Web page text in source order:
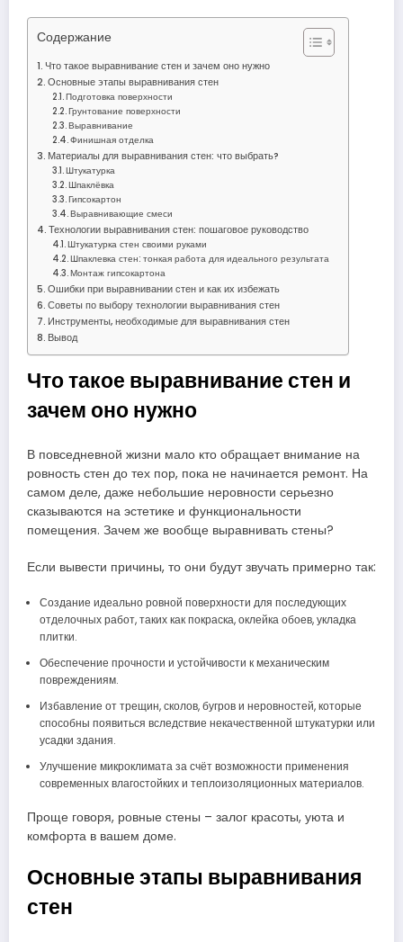
Содержание
Что такое выравнивание стен и зачем оно нужно
Основные этапы выравнивания стен
Подготовка поверхности
Грунтование поверхности
Выравнивание
Финишная отделка
Материалы для выравнивания стен: что выбрать?
Штукатурка
Шпаклёвка
Гипсокартон
Выравнивающие смеси
Технологии выравнивания стен: пошаговое руководство
Штукатурка стен своими руками
Шпаклевка стен: тонкая работа для идеального результата
Монтаж гипсокартона
Ошибки при выравнивании стен и как их избежать
Советы по выбору технологии выравнивания стен
Инструменты, необходимые для выравнивания стен
Вывод
Что такое выравнивание стен и
зачем оно нужно
В повседневной жизни мало кто обращает внимание на
ровность стен до тех пор, пока не начинается ремонт. На
самом деле, даже небольшие неровности серьезно
сказываются на эстетике и функциональности
помещения. Зачем же вообще выравнивать стены?
Если вывести причины, то они будут звучать примерно так:
Создание идеально ровной поверхности для последующих
отделочных работ, таких как покраска, оклейка обоев, укладка
плитки.
Обеспечение прочности и устойчивости к механическим
повреждениям.
Избавление от трещин, сколов, бугров и неровностей, которые
способны появиться вследствие некачественной штукатурки или
усадки здания.
Улучшение микроклимата за счёт возможности применения
современных влагостойких и теплоизоляционных материалов.
Проще говоря, ровные стены – залог красоты, уюта и
комфорта в вашем доме.
Основные этапы выравнивания
стен